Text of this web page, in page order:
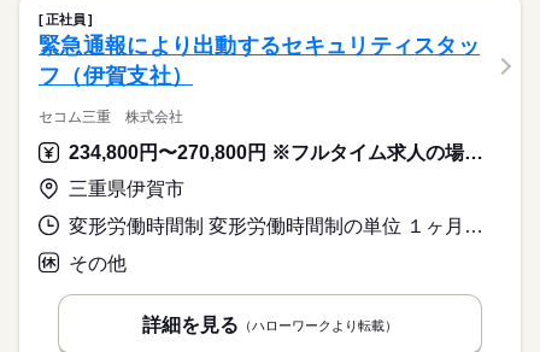
正社員
緊急通報により出動するセキュリティスタッ
フ（伊賀支社）
セコム三重 株式会社
234,800円〜270,800円 ※フルタイム求人の場合は月額（換算額）、パート求人の場合は時間額を表示しています。
三重県伊賀市
変形労働時間制 変形労働時間制の単位 １ヶ月単位 就業時間１ 9時00分〜20時00分 就業時間２ 20時00分〜9時00分 就業時間に関する特記事項 週労働時間３９時間を基準としているので勤務形態については特記
その他
詳細を見る （ハローワークより転載）